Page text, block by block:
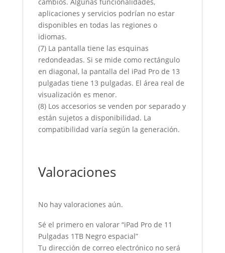
aplicaciones y servicios podrían no estar
disponibles en todas las regiones o
idiomas.
(7) La pantalla tiene las esquinas
redondeadas. Si se mide como rectángulo
en diagonal, la pantalla del iPad Pro de 13
pulgadas tiene 13 pulgadas. El área real de
visualización es menor.
(8) Los accesorios se venden por separado y
están sujetos a disponibilidad. La
compatibilidad varía según la generación.
Valoraciones
No hay valoraciones aún.
Sé el primero en valorar “iPad Pro de 11
Pulgadas 1TB Negro espacial”
Tu dirección de correo electrónico no será